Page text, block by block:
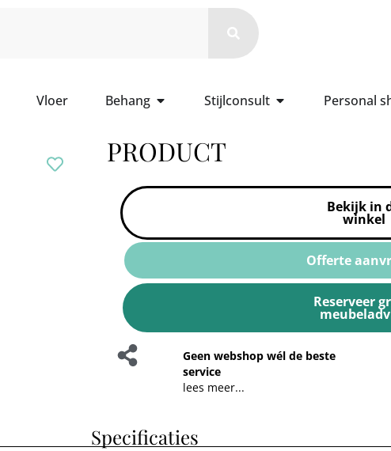
Vloer Behang Stijlconsult Personal
PRODUCT
Bekijk in
winkel
Offerte
Reserveer
Geen webshop wél de beste
service
lees meer...
Specificaties